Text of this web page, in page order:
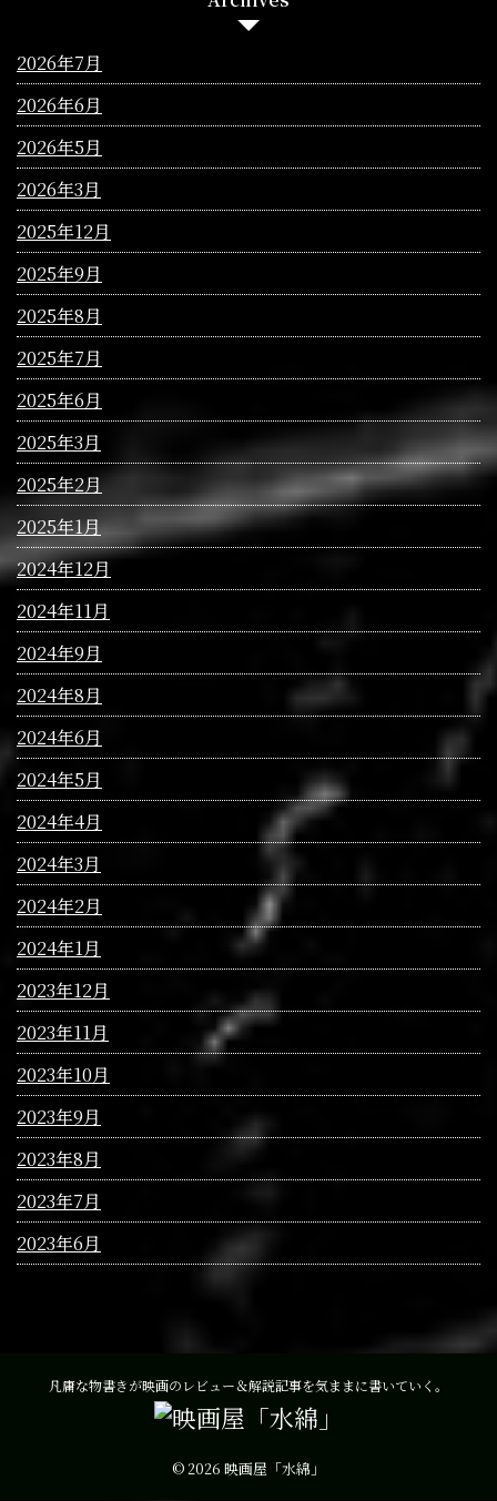
2026年7月
2026年6月
2026年5月
2026年3月
2025年12月
2025年9月
2025年8月
2025年7月
2025年6月
2025年3月
2025年2月
2025年1月
2024年12月
2024年11月
2024年9月
2024年8月
2024年6月
2024年5月
2024年4月
2024年3月
2024年2月
2024年1月
2023年12月
2023年11月
2023年10月
2023年9月
2023年8月
2023年7月
2023年6月
凡庸な物書きが映画のレビュー＆解説記事を気ままに書いていく。
© 2026 映画屋「水綿」